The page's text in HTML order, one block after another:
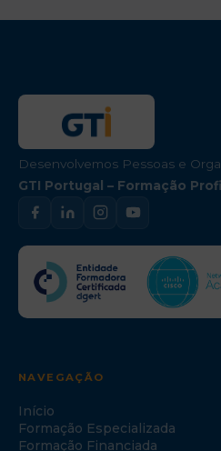
Desenvolvemos Pessoas e
GTI Portugal – Formação
NAVEGAÇÃO
Início
Formação Especializada
Formação Financiada